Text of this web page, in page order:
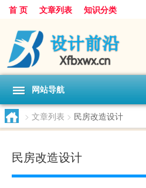
首 页 文章列表 知识分类
网站导航
> 文章列表 > 民房改造设计
民房改造设计